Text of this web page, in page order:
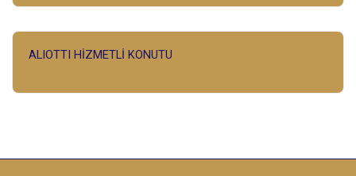
ALIOTTI HİZMETLİ KONUTU